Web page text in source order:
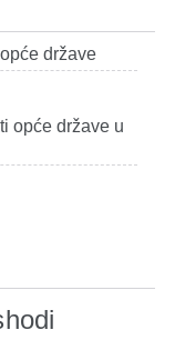
države
opće države u